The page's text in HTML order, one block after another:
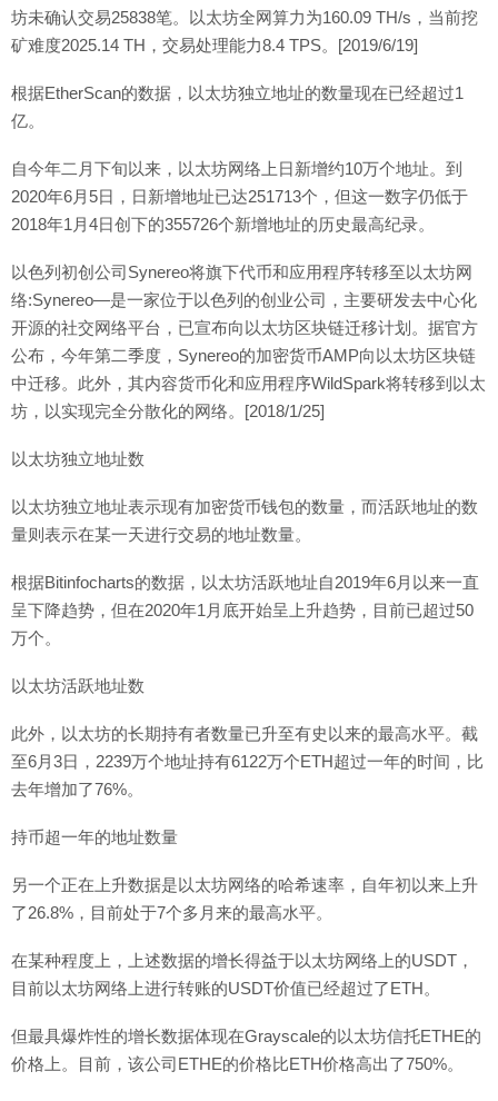
坊未确认交易25838笔。以太坊全网算力为160.09 TH/s，当前挖
矿难度2025.14 TH，交易处理能力8.4 TPS。[2019/6/19]
根据EtherScan的数据，以太坊独立地址的数量现在已经超过1
亿。
自今年二月下旬以来，以太坊网络上日新增约10万个地址。到
2020年6月5日，日新增地址已达251713个，但这一数字仍低于
2018年1月4日创下的355726个新增地址的历史最高纪录。
以色列初创公司Synereo将旗下代币和应用程序转移至以太坊网
络:Synereo—是一家位于以色列的创业公司，主要研发去中心化
开源的社交网络平台，已宣布向以太坊区块链迁移计划。据官方
公布，今年第二季度，Synereo的加密货币AMP向以太坊区块链
中迁移。此外，其内容货币化和应用程序WildSpark将转移到以太
坊，以实现完全分散化的网络。[2018/1/25]
以太坊独立地址数
以太坊独立地址表示现有加密货币钱包的数量，而活跃地址的数
量则表示在某一天进行交易的地址数量。
根据Bitinfocharts的数据，以太坊活跃地址自2019年6月以来一直
呈下降趋势，但在2020年1月底开始呈上升趋势，目前已超过50
万个。
以太坊活跃地址数
此外，以太坊的长期持有者数量已升至有史以来的最高水平。截
至6月3日，2239万个地址持有6122万个ETH超过一年的时间，比
去年增加了76%。
持币超一年的地址数量
另一个正在上升数据是以太坊网络的哈希速率，自年初以来上升
了26.8%，目前处于7个多月来的最高水平。
在某种程度上，上述数据的增长得益于以太坊网络上的USDT，
目前以太坊网络上进行转账的USDT价值已经超过了ETH。
但最具爆炸性的增长数据体现在Grayscale的以太坊信托ETHE的
价格上。目前，该公司ETHE的价格比ETH价格高出了750%。